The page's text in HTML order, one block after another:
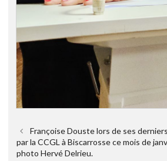
Françoise Douste lors de ses
par la CCGL à Biscarrosse ce mois de
photo Hervé Delrieu.